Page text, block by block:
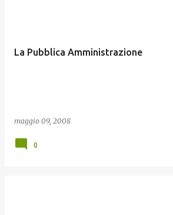
La Pubblica Amministrazione
maggio 09, 2008
0